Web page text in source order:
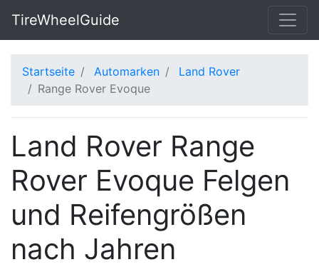
TireWheelGuide
Startseite Automarken
Land Rover
Range Rover Evoque
Land Rover Range
Rover Evoque Felgen
und Reifengrößen
nach Jahren